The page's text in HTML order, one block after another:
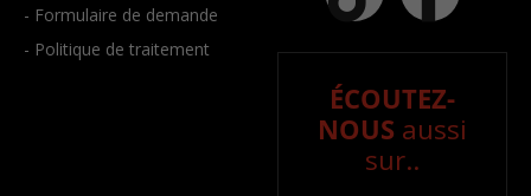
- Formulaire de demande
- Politique de traitement
ÉCOUTEZ-
NOUS aussi
sur..